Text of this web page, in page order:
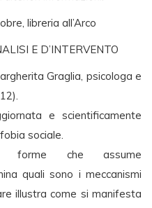
libreria all’Arco
E D’INTERVENTO
Graglia, psicologa e
e scientificamente
sociale.
che assume
quali sono i meccanismi
illustra come si manifesta